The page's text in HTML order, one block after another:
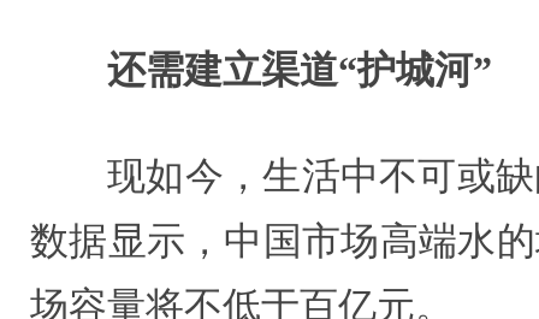
还需建立渠道“护城河”
现如今，生活中不可或
数据显示，中国市场高端水
场容量将不低于百亿元。